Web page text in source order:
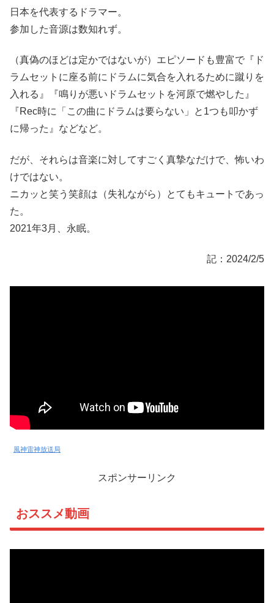
日本を代表するドラマー。
参加した音源は数知れず。
（真偽のほどは定かではないが）エピソードも豊富で『ド
ラムセットに座る前にドラムに気合を入れるために蹴りを
入れる』『鳴りが悪いドラムセットを河原で燃やした』
『Rec時に「この曲にドラムは要らない」と1つも叩かず
に帰った』などなど。
だが、それらは音楽に対してすごく真摯なだけで、怖いわ
けではない。
ニカッと笑う笑顔は（失礼ながら）とてもキュートであっ
た。
2021年3月、永眠。
記：2024/2/5
風神雷神放送局
スポンサーリンク
おススメ動画